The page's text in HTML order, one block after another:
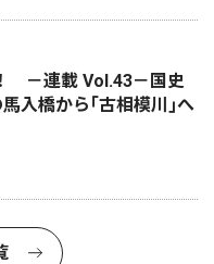
－連載 Vol.43－国史
入橋から｢古相模川｣へ